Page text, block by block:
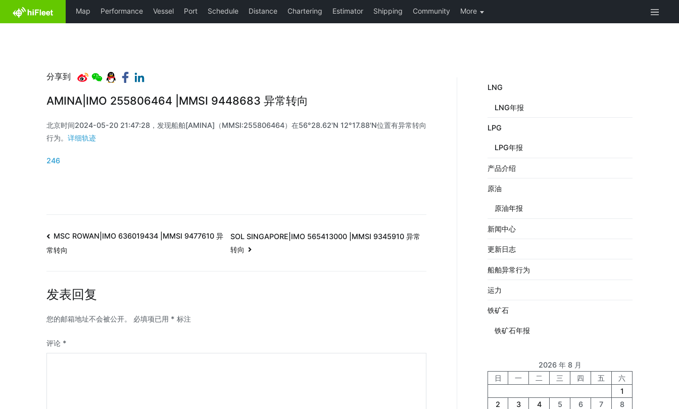
分享到
AMINA|IMO 255806464 |MMSI 9448683 异常转向
北京时间2024-05-20 21:47:28，发现船舶[AMINA]（MMSI:255806464）在56°28.62'N 12°17.88'N位置有异常转向
行为。 详细轨迹
246
MSC ROWAN|IMO 636019434 |MMSI 9477610 异
常转向
SOL SINGAPORE|IMO 565413000 |MMSI 9345910 异常
转向
发表回复
您的邮箱地址不会被公开。 必填项已用 * 标注
评论 *
LNG
LNG年报
LPG
LPG年报
产品介绍
原油
原油年报
新闻中心
更新日志
船舶异常行为
运力
铁矿石
铁矿石年报
2026 年 8 月
日
一 二 三 四 五
六
1
2
3 4 5 6 7
8